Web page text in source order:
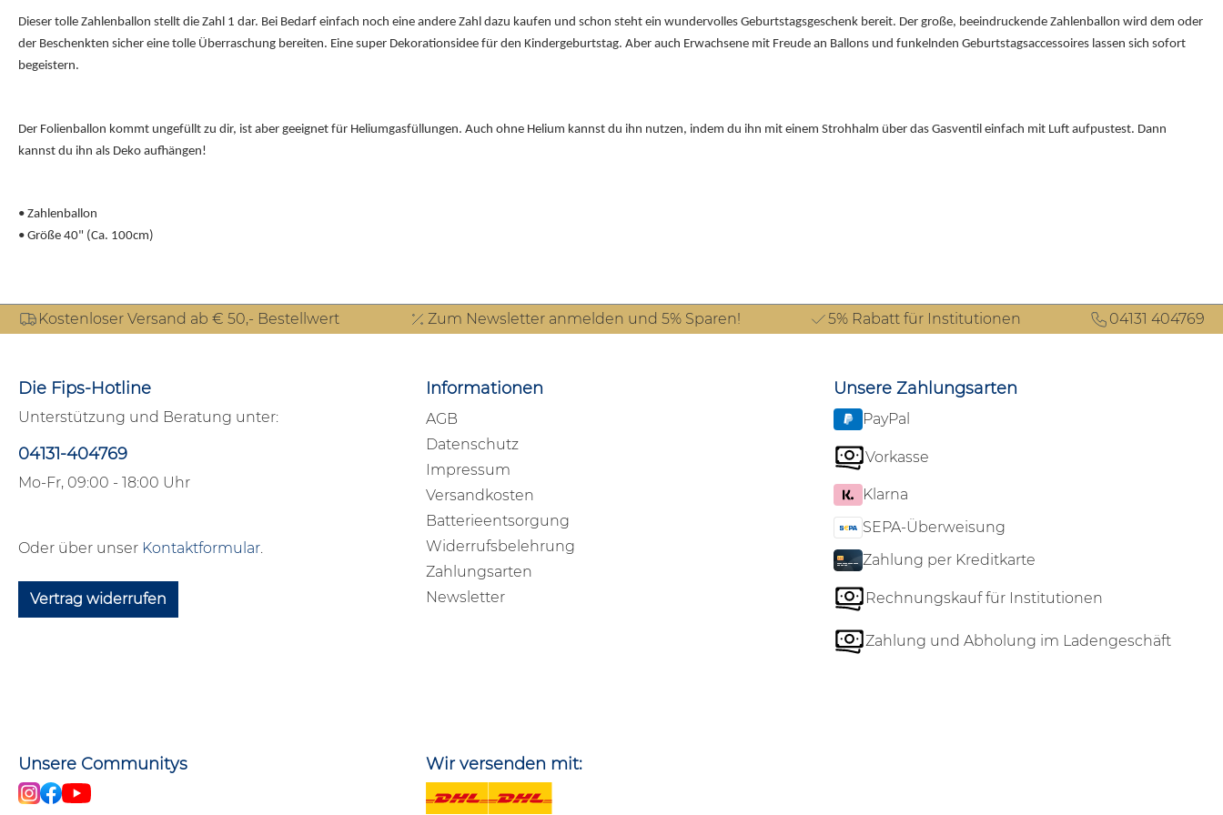
Dieser tolle Zahlenballon stellt die Zahl 1 dar. Bei Bedarf einfach noch eine andere Zahl dazu kaufen und schon steht ein wundervolles Geburtstagsgeschenk bereit. Der große, beeindruckende Zahlenballon wird dem oder
der Beschenkten sicher eine tolle Überraschung bereiten. Eine super Dekorationsidee für den Kindergeburtstag. Aber auch Erwachsene mit Freude an Ballons und funkelnden Geburtstagsaccessoires lassen sich sofort
begeistern.
Der Folienballon kommt ungefüllt zu dir, ist aber geeignet für Heliumgasfüllungen. Auch ohne Helium kannst du ihn nutzen, indem du ihn mit einem Strohhalm über das Gasventil einfach mit Luft aufpustest. Dann
kannst du ihn als Deko aufhängen!
• Zahlenballon
• Größe 40" (Ca. 100cm)
Kostenloser Versand ab € 50,- Bestellwert Zum Newsletter anmelden und 5% Sparen! 5% Rabatt für Institutionen 04131 404769
Die Fips-Hotline
Unterstützung und Beratung unter:
04131-404769
Mo-Fr, 09:00 - 18:00 Uhr
Oder über unser Kontaktformular.
Vertrag widerrufen
Informationen
AGB
Datenschutz
Impressum
Versandkosten
Batterieentsorgung
Widerrufsbelehrung
Zahlungsarten
Newsletter
Unsere Zahlungsarten
PayPal
Vorkasse
Klarna
SEPA-Überweisung
Zahlung per Kreditkarte
Rechnungskauf für Institutionen
Zahlung und Abholung im Ladengeschäft
Unsere Communitys Wir versenden mit: